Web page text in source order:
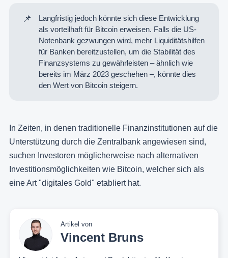
📌
Langfristig jedoch könnte sich diese Entwicklung
als vorteilhaft für Bitcoin erweisen. Falls die US-
Notenbank gezwungen wird, mehr Liquiditätshilfen
für Banken bereitzustellen, um die Stabilität des
Finanzsystems zu gewährleisten – ähnlich wie
bereits im März 2023 geschehen –, könnte dies
den Wert von Bitcoin steigern.
In Zeiten, in denen traditionelle Finanzinstitutionen auf die
Unterstützung durch die Zentralbank angewiesen sind,
suchen Investoren möglicherweise nach alternativen
Investitionsmöglichkeiten wie Bitcoin, welcher sich als
eine Art "digitales Gold" etabliert hat.
Artikel von
Vincent Bruns